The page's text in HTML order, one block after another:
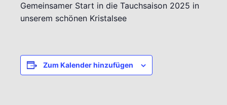
Gemeinsamer Start in die Tauchsaison 2025 in
unserem schönen Kristalsee
Zum Kalender hinzufügen